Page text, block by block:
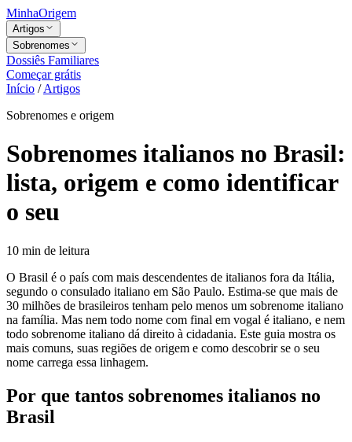
MinhaOrigem
Artigos
Sobrenomes
Dossiês Familiares
Começar grátis
Início /Artigos
Sobrenomes e origem
Sobrenomes italianos no Brasil:
lista, origem e como identificar
o seu
10 min de leitura
O Brasil é o país com mais descendentes de italianos fora da Itália,
segundo o consulado italiano em São Paulo. Estima-se que mais de
30 milhões de brasileiros tenham pelo menos um sobrenome italiano
na família. Mas nem todo nome com final em vogal é italiano, e nem
todo sobrenome italiano dá direito à cidadania. Este guia mostra os
mais comuns, suas regiões de origem e como descobrir se o seu
nome carrega essa linhagem.
Por que tantos sobrenomes italianos no
Brasil